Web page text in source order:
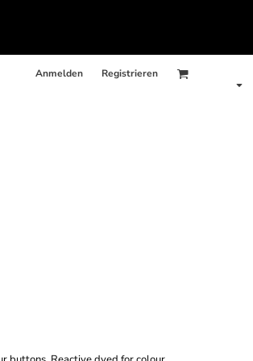
Anmelden Registrieren